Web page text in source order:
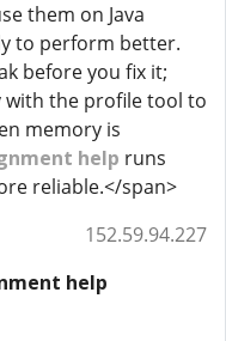
them on Java
to perform better.
before you fix it;
with the profile tool to
memory is
help runs
reliable.</span>
152.59.94.227
help